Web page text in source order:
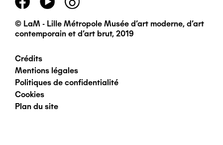
principal
© LaM - Lille Métropole Musée d'art moderne, d'art
contemporain et d'art brut, 2019
Pied
de
page
Crédits
Mentions légales
Politiques de confidentialité
Cookies
Plan du site